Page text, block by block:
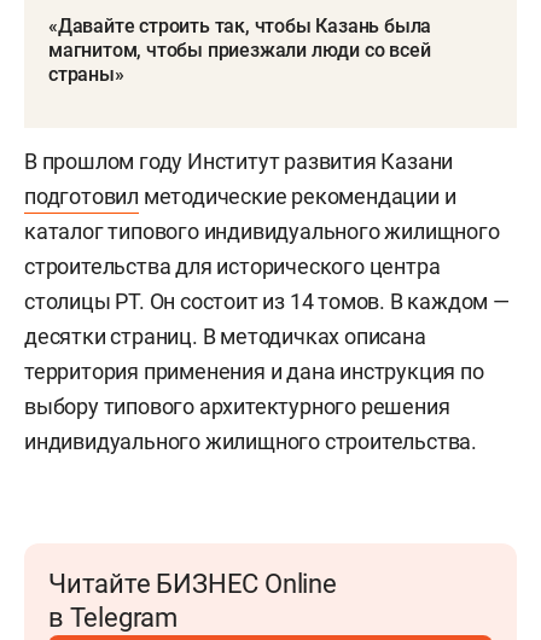
«Давайте строить так, чтобы Казань была
магнитом, чтобы приезжали люди со всей
страны»
В прошлом году Институт развития Казани
подготовил методические рекомендации и
каталог типового индивидуального жилищного
строительства для исторического центра
столицы РТ. Он состоит из 14 томов. В каждом —
десятки страниц. В методичках описана
территория применения и дана инструкция по
выбору типового архитектурного решения
индивидуального жилищного строительства.
Читайте БИЗНЕС Online
в Telegram